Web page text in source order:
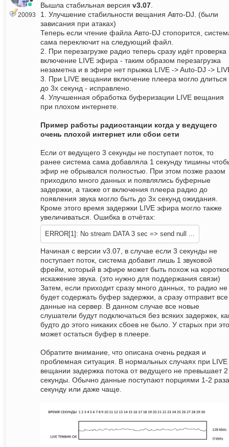
20093
Вышла стабильная версия v3.07
1. Улучшение стабильности вещания Авто-DJ. (были
зависания при атаках)
Теперь если чтение файла Авто-DJ стопорится,
сама переключит на следующий файл.
2. При перезагрузке радио теперь сразу идёт проверка
включение LIVE эфира - таким образом перезагрузка
незаметна и в эфире нет прыжка LIVE -> Auto-DJ ->
3. При LIVE вещании включение плеера могло длиться
до 3х секунд - исправлено.
4. Улучшенная обработка буферизации LIVE вещания
при плохом интернете.
Пример работы радиостанции когда у ведущего
очень плохой интернет или сбои сети
Если от ведущего 3 секунды не поступает поток, то
ранее система сама добавляла 1 секунду тишины
эфир не обрывался полностью. При этом позже разом
приходило много данных и появлялись буферные
задержки, а также от включения плеера радио до
появления звука могло быть до 3х секунд ожидания.
Кроме этого время задержки LIVE эфира могло также
увеличиваться. Ошибка в отчётах:
ERROR[1]: No stream DATA 3 sec => send null ...
Начиная с версии v3.07, в случае если 3 секунды не
поступает поток, система добавит лишь 1 звуковой
фрейм, который в эфире может быть похож на
искажение звука. (это нужно для поддержания связи)
Затем, если приходит сразу много данных, то радио не
будет содержать буфер задержки, а сразу отправит все
данные на сервер. В данном случае все новые
слушатели будут подключаться без всяких задержек,
будто до этого никаких сбоев не было. У старых при
может остаться буфер в плеере.
Обратите внимание, что описана очень редкая и
проблемная ситуация. В нормальных случаях при LIVE
вещании задержка потока от ведущего не превышает 2
секунды. Обычно данные поступают порциями 1-2
секунду или даже чаще.